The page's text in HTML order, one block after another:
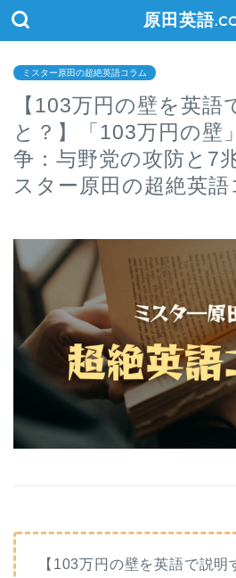
原田英語
ミスター原田の超絶英語コラム
【103万円の壁を英語
と？】「103万円の壁
争：与野党の攻防と7
スター原田の超絶英語
【103万円の壁を英語で説